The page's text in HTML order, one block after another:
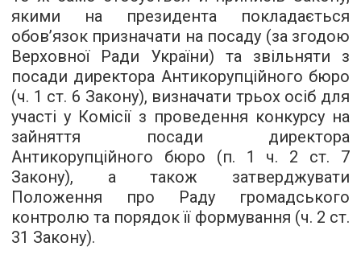
якими на президента покладається
обов’язок призначати на посаду (за згодою
Верховної Ради України) та звільняти з
посади директора Антикорупційного бюро
(ч. 1 ст. 6 Закону), визначати трьох осіб для
участі у Комісії з проведення конкурсу на
зайняття посади директора
Антикорупційного бюро (п. 1 ч. 2 ст. 7
Закону), а також затверджувати
Положення про Раду громадського
контролю та порядок її формування (ч. 2 ст.
31 Закону).